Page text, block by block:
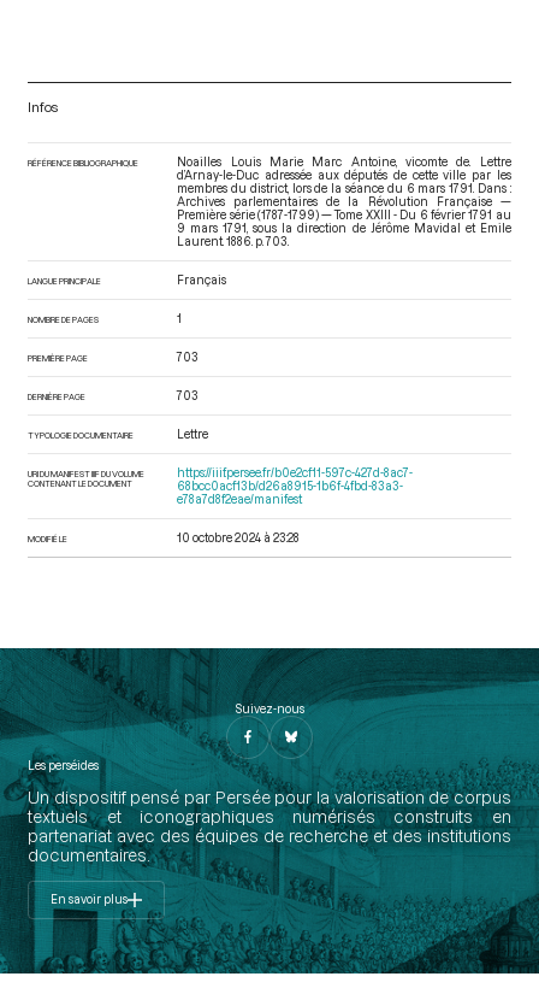
Infos
RÉFÉRENCE BIBLIOGRAPHIQUE
Noailles Louis Marie Marc Antoine, vicomte de. Lettre
d’Arnay-le-Duc adressée aux députés de cette ville par les
membres du district, lors de la séance du 6 mars 1791. Dans :
Archives parlementaires de la Révolution Française —
Première série (1787-1799) — Tome XXIII - Du 6 février 1791 au
9 mars 1791
, sous la direction de Jérôme Mavidal et Emile
Laurent. 1886. p. 703.
LANGUE PRINCIPALE Français
NOMBRE DE PAGES 1
PREMIÈRE PAGE 703
DERNIÈRE PAGE 703
TYPOLOGIE DOCUMENTAIRE Lettre
URI DU MANIFEST IIIF DU VOLUME
CONTENANT LE DOCUMENT
https://iiif.persee.fr/b0e2cf11-597c-427d-8ac7-
68bcc0acf13b/d26a8915-1b6f-4fbd-83a3-
e78a7d8f2eae/manifest
MODIFIÉ LE 10 octobre 2024 à 23:28
Suivez-nous
Les perséides
Un dispositif pensé par Persée pour la valorisation de corpus
textuels et iconographiques numérisés construits en
partenariat avec des équipes de recherche et des institutions
documentaires.
En savoir plus